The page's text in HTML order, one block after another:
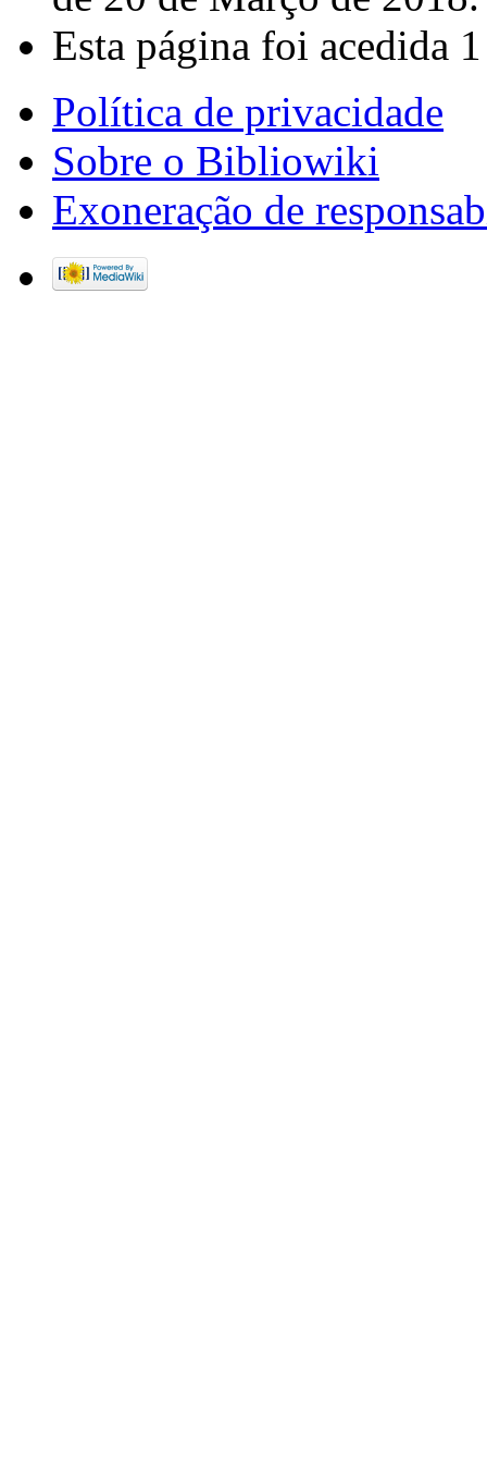
Esta página foi acedida
Política de privacidade
Sobre o Bibliowiki
Exoneração de